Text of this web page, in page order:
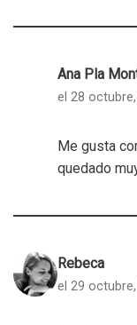
Ana Pla
el 28
Me gusta
quedado
Rebeca
el 29